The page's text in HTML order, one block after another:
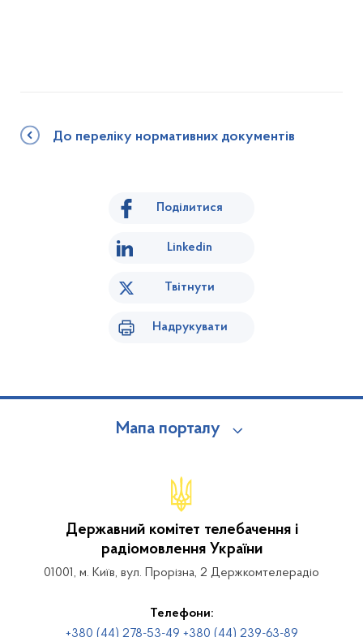
До переліку нормативних документів
Поділитися
Linkedin
Твітнути
Надрукувати
Мапа порталу
Державний комітет телебачення і
радіомовлення України
01001, м. Київ, вул. Прорізна, 2 Держкомтелерадіо
Телефони:
+380 (44) 278-53-49 +380 (44) 239-63-89